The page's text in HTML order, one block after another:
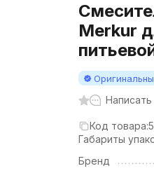
Merkur
Код товара:
Габариты
Бренд